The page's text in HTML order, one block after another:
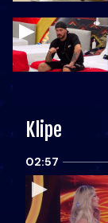
Klipe
02:57